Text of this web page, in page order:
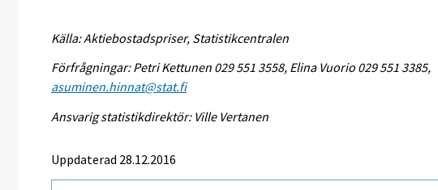
Källa: Aktiebostadspriser, Statistikcentralen
Förfrågningar: Petri Kettunen 029 551 3558, Elina Vuorio 029 551 3385,
asuminen.hinnat@stat.fi
Ansvarig statistikdirektör: Ville Vertanen
Uppdaterad 28.12.2016